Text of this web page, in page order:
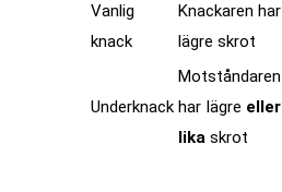
Vanlig
knack
Knackaren har
lägre skrot
Underknack
Motståndaren
har lägre eller
lika skrot